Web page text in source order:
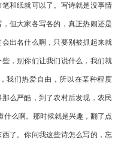
和纸就可以了。写诗就是没事情
但大家各写各的，真正热闹还是
出名什么啊，只要别被抓起来就
，别你们让我们说什么，我们就
我们热爱自由，所以在某种程度
么严酷，到了农村后发现，农民
什么啊。那时候就是兴趣，翻了点
了。你问我这些诗怎么写的，忘